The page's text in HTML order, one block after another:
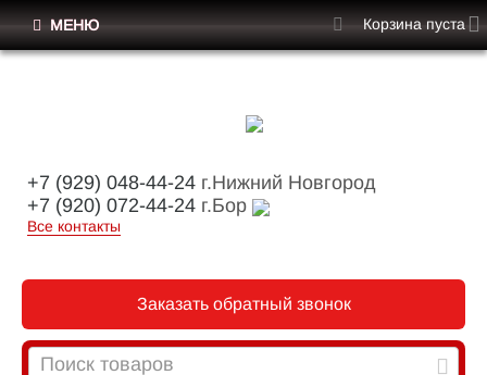
+7 (929) 048-44-24 г.Нижний Новгород
+7 (920) 072-44-24 г.Бор
Все контакты
Заказать обратный звонок
МЕНЮ Корзина пуста